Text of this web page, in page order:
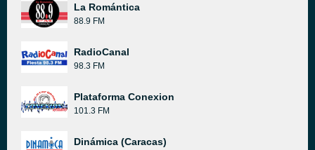
La Romántica
88.9 FM
RadioCanal
98.3 FM
Plataforma Conexion
101.3 FM
Dinámica (Caracas)